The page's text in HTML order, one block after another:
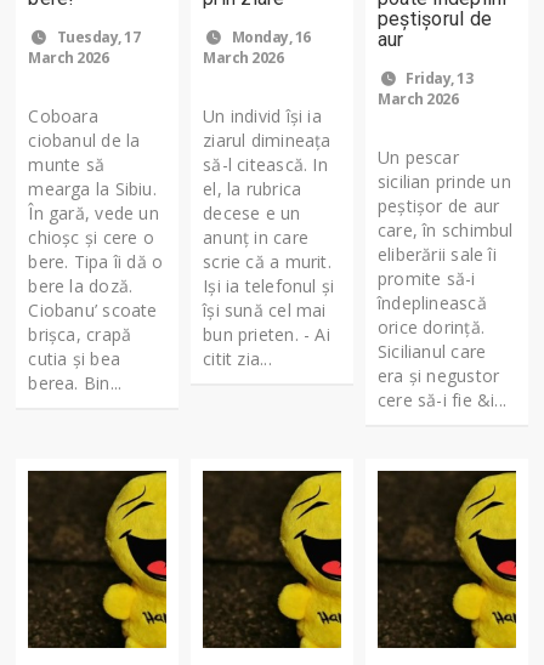
Tuesday, 17
March 2026
Coboara
ciobanul de la
munte să
mearga la Sibiu.
În gară, vede un
chioşc şi cere o
bere. Tipa îi dă o
bere la doză.
Ciobanu’ scoate
brişca, crapă
cutia şi bea
berea. Bin...
Monday, 16
March 2026
Un individ își ia
ziarul dimineața
să-l citească. In
el, la rubrica
decese e un
anunț in care
scrie că a murit.
Iși ia telefonul și
își sună cel mai
bun prieten. - Ai
citit zia...
peștișorul de
aur
Friday, 13
March 2026
Un pescar
sicilian prinde un
peștișor de aur
care, în schimbul
eliberării sale îi
promite să-i
îndeplinească
orice dorință.
Sicilianul care
era și negustor
cere să-i fie &i...